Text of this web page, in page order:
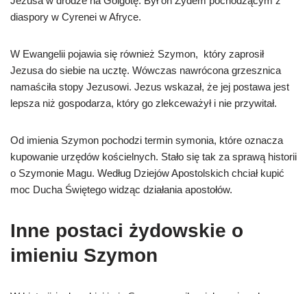
diaspory w Cyrenei w Afryce.
W Ewangelii pojawia się również Szymon, który zaprosił
Jezusa do siebie na ucztę. Wówczas nawrócona grzesznica
namaściła stopy Jezusowi. Jezus wskazał, że jej postawa jest
lepsza niż gospodarza, który go zlekceważył i nie przywitał.
Od imienia Szymon pochodzi termin symonia, które oznacza
kupowanie urzędów kościelnych. Stało się tak za sprawą historii
o Szymonie Magu. Według Dziejów Apostolskich chciał kupić
moc Ducha Świętego widząc działania apostołów.
Inne postaci żydowskie o
imieniu Szymon